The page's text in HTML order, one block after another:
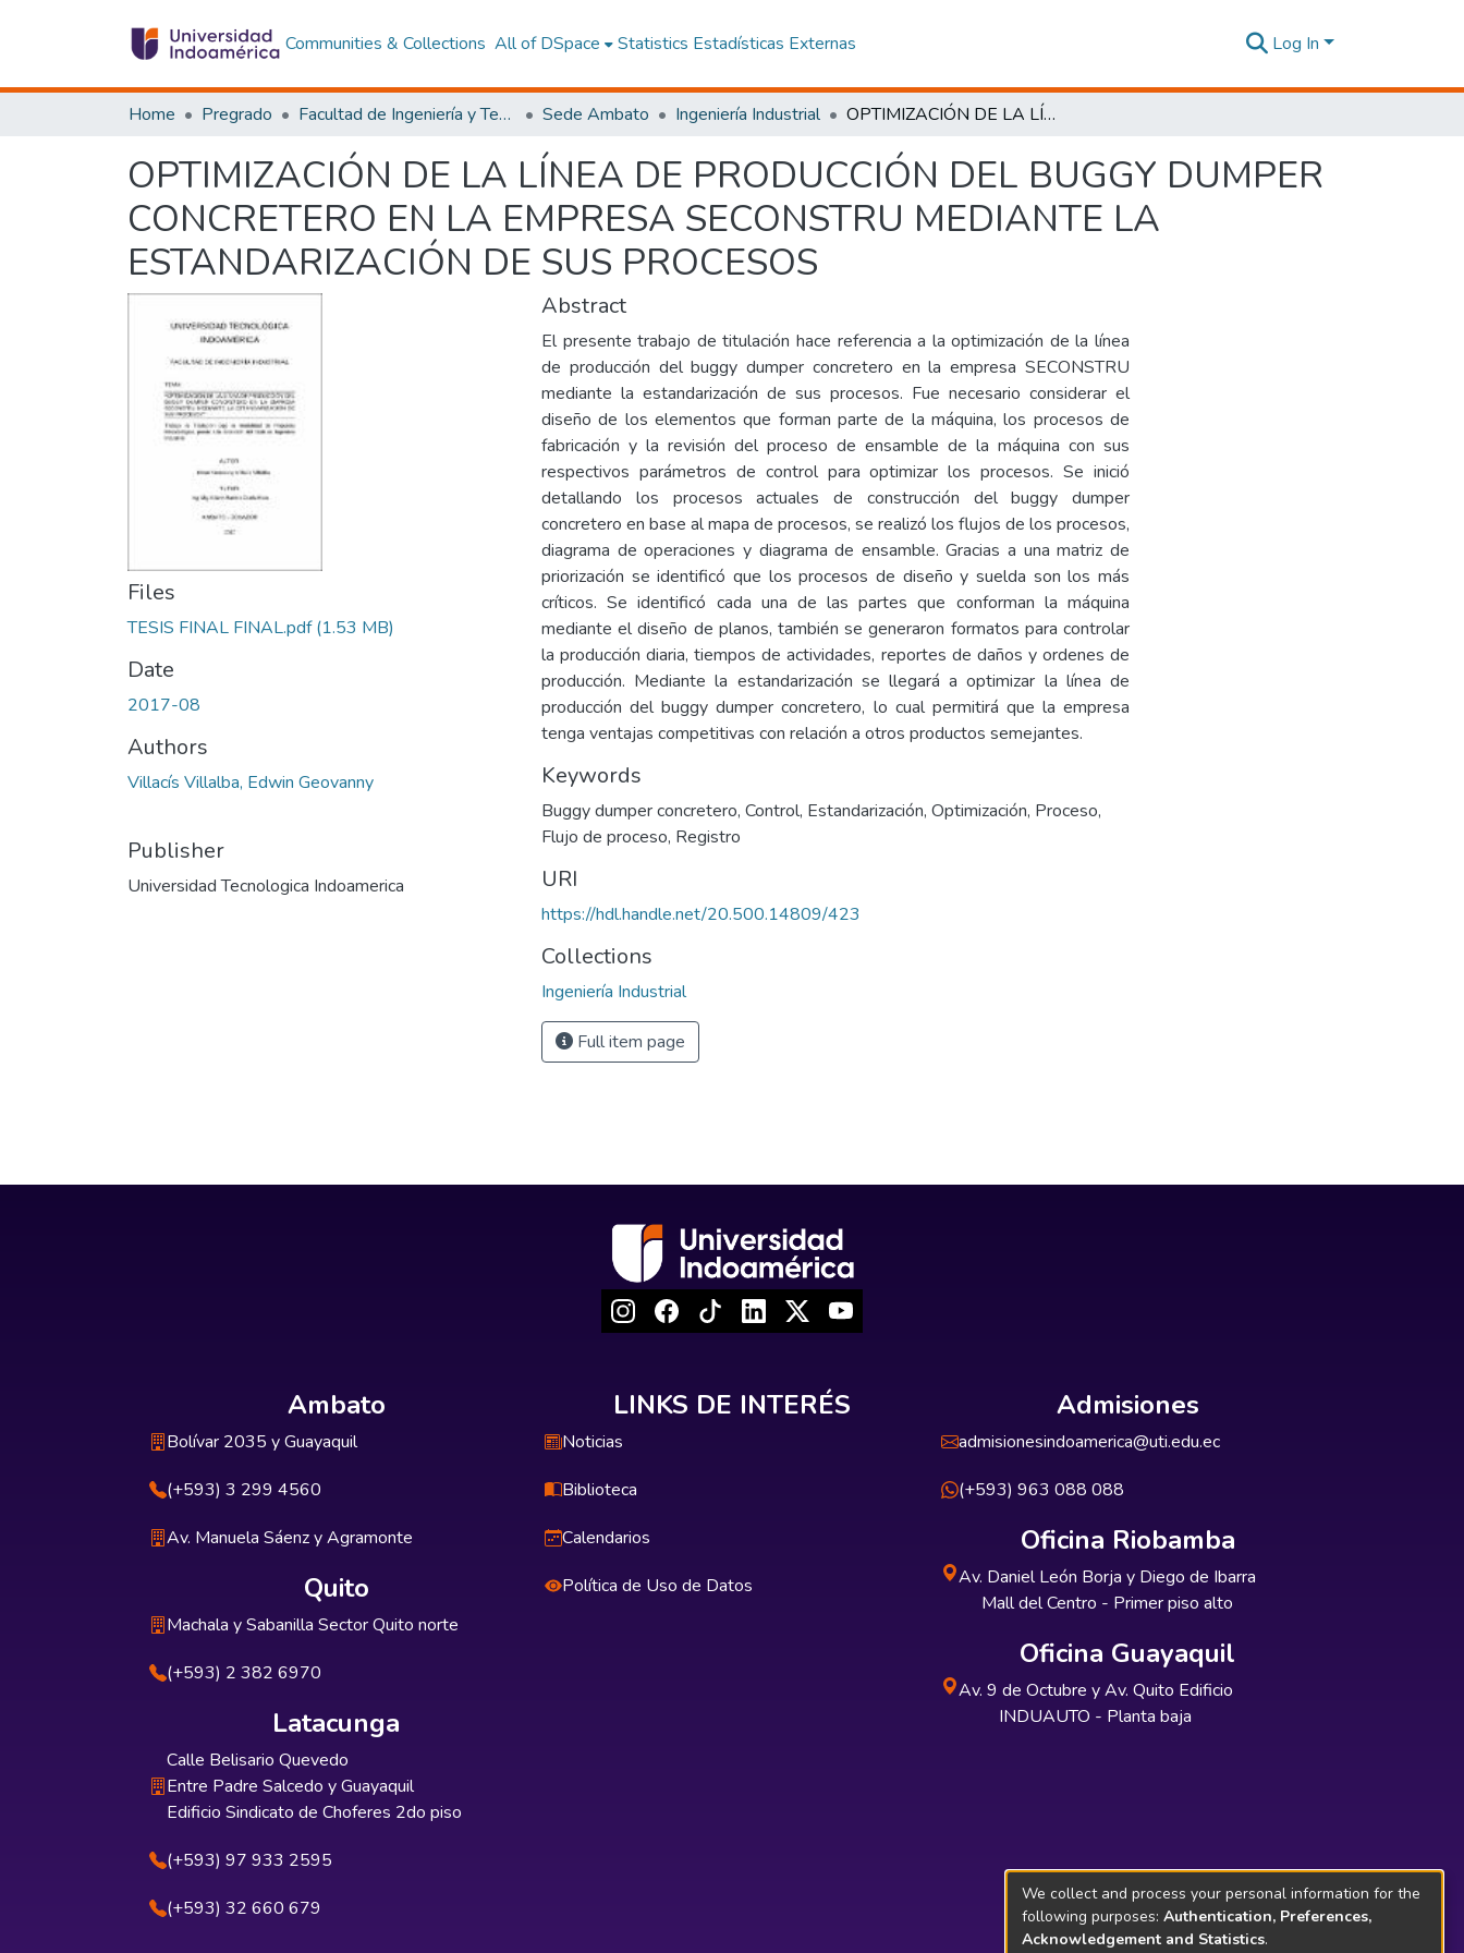
Communities & Collections All of DSpace Statistics Estadísticas Externas Log In
Home Pregrado Facultad de Ingeniería y Tecnologías de la Información y la Comunicación Sede Ambato Ingeniería Industrial OPTIMIZACIÓN DE LA LÍNEA DE PRODUCCIÓN DEL BUGGY DUMPER CONCRETERO EN LA EMPRESA SECONSTRU MEDIANTE LA ESTANDARIZACIÓN DE SUS PROCESOS
OPTIMIZACIÓN DE LA LÍNEA DE PRODUCCIÓN DEL BUGGY DUMPER
CONCRETERO EN LA EMPRESA SECONSTRU MEDIANTE LA
ESTANDARIZACIÓN DE SUS PROCESOS
Files
TESIS FINAL FINAL.pdf(1.53 MB)
Date
2017-08
Authors
Villacís Villalba, Edwin Geovanny
Publisher
Universidad Tecnologica Indoamerica
Abstract
El presente trabajo de titulación hace referencia a la optimización de la línea
de producción del buggy dumper concretero en la empresa SECONSTRU
mediante la estandarización de sus procesos. Fue necesario considerar el
diseño de los elementos que forman parte de la máquina, los procesos de
fabricación y la revisión del proceso de ensamble de la máquina con sus
respectivos parámetros de control para optimizar los procesos. Se inició
detallando los procesos actuales de construcción del buggy dumper
concretero en base al mapa de procesos, se realizó los flujos de los procesos,
diagrama de operaciones y diagrama de ensamble. Gracias a una matriz de
priorización se identificó que los procesos de diseño y suelda son los más
críticos. Se identificó cada una de las partes que conforman la máquina
mediante el diseño de planos, también se generaron formatos para controlar
la producción diaria, tiempos de actividades, reportes de daños y ordenes de
producción. Mediante la estandarización se llegará a optimizar la línea de
producción del buggy dumper concretero, lo cual permitirá que la empresa
tenga ventajas competitivas con relación a otros productos semejantes.
Keywords
Buggy dumper concretero, Control, Estandarización, Optimización, Proceso,
Flujo de proceso, Registro
URI
https://hdl.handle.net/20.500.14809/423
Collections
Ingeniería Industrial
Full item page
Ambato
Bolívar 2035 y Guayaquil
(+593) 3 299 4560
Av. Manuela Sáenz y Agramonte
Quito
Machala y Sabanilla Sector Quito norte
(+593) 2 382 6970
Latacunga
Calle Belisario Quevedo
Entre Padre Salcedo y Guayaquil
Edificio Sindicato de Choferes 2do piso
(+593) 97 933 2595
(+593) 32 660 679
LINKS DE INTERÉS
Noticias
Biblioteca
Calendarios
Política de Uso de Datos
Admisiones
admisionesindoamerica@uti.edu.ec
(+593) 963 088 088
Oficina Riobamba
Av. Daniel León Borja y Diego de Ibarra
Mall del Centro - Primer piso alto
Oficina Guayaquil
Av. 9 de Octubre y Av. Quito Edificio
INDUAUTO - Planta baja
We collect and process your personal information for the
following purposes: Authentication, Preferences,
Acknowledgement and Statistics.